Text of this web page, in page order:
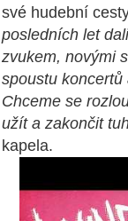
své hudební
posledních let
zvukem, novými
spoustu
Chceme se
užít a zakončit
kapela.